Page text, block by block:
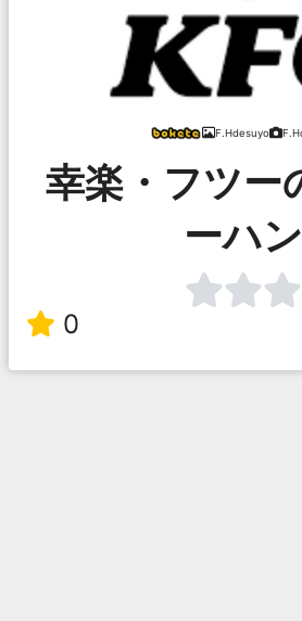
F.Hdesuyo
幸楽・フツー
ーハン
0